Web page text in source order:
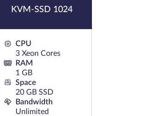
KVM-SSD 1024
CPU
3 Xeon Cores
RAM
1 GB
Space
20 GB SSD
Bandwidth
Unlimited